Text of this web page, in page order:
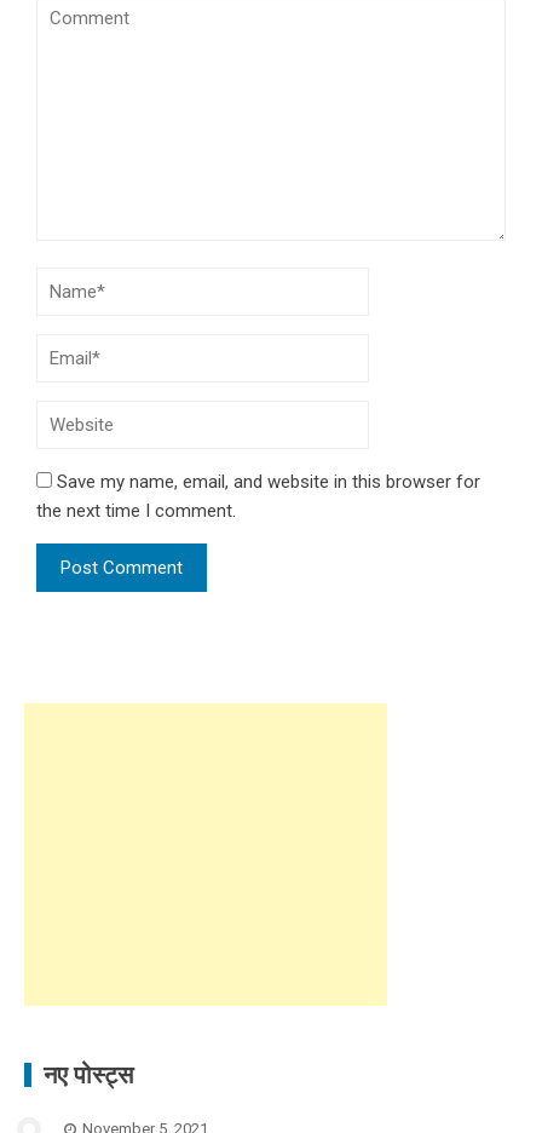
Save my name, email, and website in this browser for
the next time I comment.
नए पोस्ट्स
November 5, 2021